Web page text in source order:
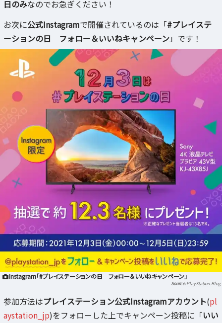
日のみなのでお急ぎください！
お次に公式Instagramで開催されているのは「#プレイステ
ーションの日 フォロー＆いいねキャンペーン」です！
Instagram「#プレイステーションの日 フォロー＆いいねキャンペーン」
PlayStation.Blog
参加方法はプレイステーション公式Instagramアカウント(pl
aystation_jp)をフォローした上でキャンペーン投稿に「いい